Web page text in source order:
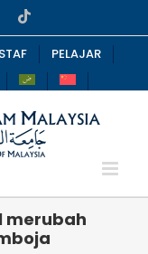
STAF
PELAJAR
merubah